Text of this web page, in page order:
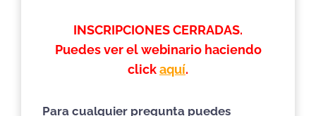
INSCRIPCIONES CERRADAS.
Puedes ver el webinario haciendo
clickaquí.
Para cualquier pregunta puedes